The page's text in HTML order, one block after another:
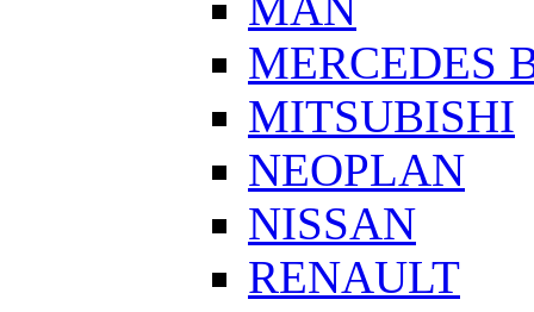
MERCEDES
MITSUBISHI
NEOPLAN
NISSAN
RENAULT